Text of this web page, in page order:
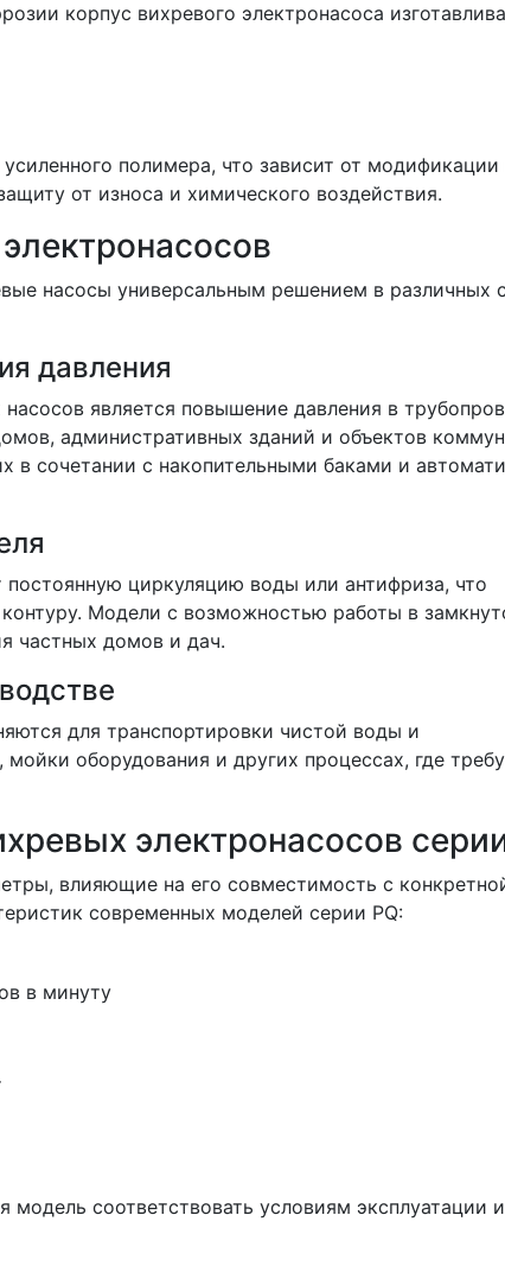
корпус вихревого электронасоса
полимера, что зависит от модификации
от износа и химического воздействия.
насосы универсальным решением в различных
давления
является повышение давления в
административных зданий и объектов
в сочетании с накопительными баками и
циркуляцию воды или антифриза, что
Модели с возможностью работы в
частных домов и дач.
для транспортировки чистой воды и
оборудования и других процессах, где
электронасосов
влияющие на его совместимость с
современных моделей серии PQ:
в минуту
соответствовать условиям эксплуатации и